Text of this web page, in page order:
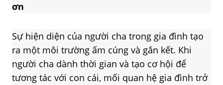
ơn
Sự hiện diện của người cha trong gia đình tạo
ra một môi trường ấm cúng và gắn kết. Khi
người cha dành thời gian và tạo cơ hội để
tương tác với con cái, mối quan hệ gia đình trở